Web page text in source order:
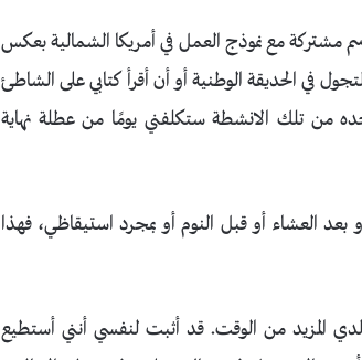
مشتركة مع نموذج العمل في أمريكا الشمالية بعكس
في الحديقة الوطنية أو أن أقرأ كتابي على الشاطئ
من تلك الانشطة ستكلفني يومًا من عطلة نهاية
العشاء أو قبل النوم أو بمجرد استيقاظي، فهذا
المزيد من الوقت. قد أثبت لنفسي أنني أستطيع